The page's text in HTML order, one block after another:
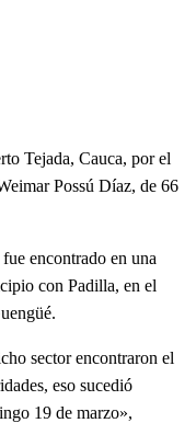
Tejada, Cauca, por el
Possú Díaz, de 66
encontrado en una
con Padilla, en el
sector encontraron el
eso sucedió
19 de marzo»,